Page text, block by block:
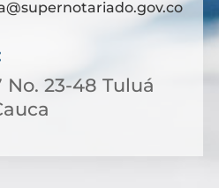
No. 23-48 Tuluá